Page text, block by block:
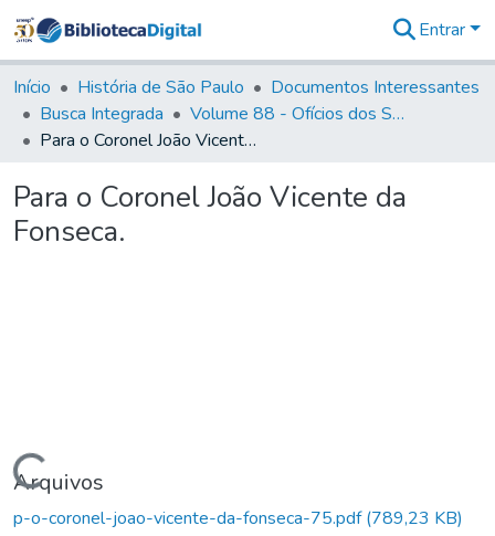
&
Coleções
Tudo na
Biblioteca
Estatísticas
Entrar
Início História de São Paulo
Documentos Interessantes
Busca Integrada
Volume 88 - Ofícios dos Senhores Governadores Interinos da Capitania de São Paulo (1817- 1819)
Para o Coronel João Vicente da Fonseca.
Para o Coronel João Vicente da
Fonseca.
Carregando...
Arquivos
p-o-coronel-joao-vicente-da-fonseca-75.pdf(789,23 KB)